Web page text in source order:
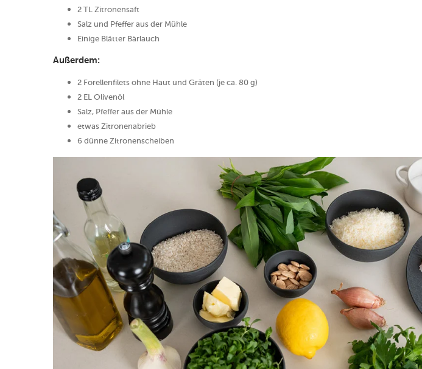
2 TL Zitronensaft
Salz und Pfeffer aus der Mühle
Einige Blätter Bärlauch
Außerdem:
2 Forellenfilets ohne Haut und Gräten (je ca. 80 g)
2 EL Olivenöl
Salz, Pfeffer aus der Mühle
etwas Zitronenabrieb
6 dünne Zitronenscheiben